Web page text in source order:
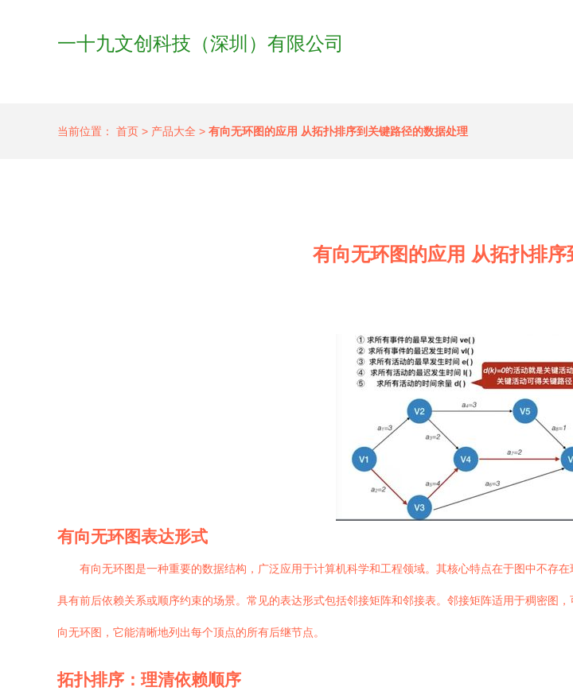
一十九文创科技（深圳）有限公司
当前位置： 首页 > 产品大全 > 有向无环图的应用 从拓扑排序到关键路径的数据处理
有向无环图的应用 从拓扑排
有向无环图表达形式
有向无环图是一种重要的数据结构，广泛应用于计算机科学和工程领域。其核心特点在于图中不存
具有前后依赖关系或顺序约束的场景。常见的表达形式包括邻接矩阵和邻接表。邻接矩阵适用于稠密图
向无环图，它能清晰地列出每个顶点的所有后继节点。
拓扑排序：理清依赖顺序